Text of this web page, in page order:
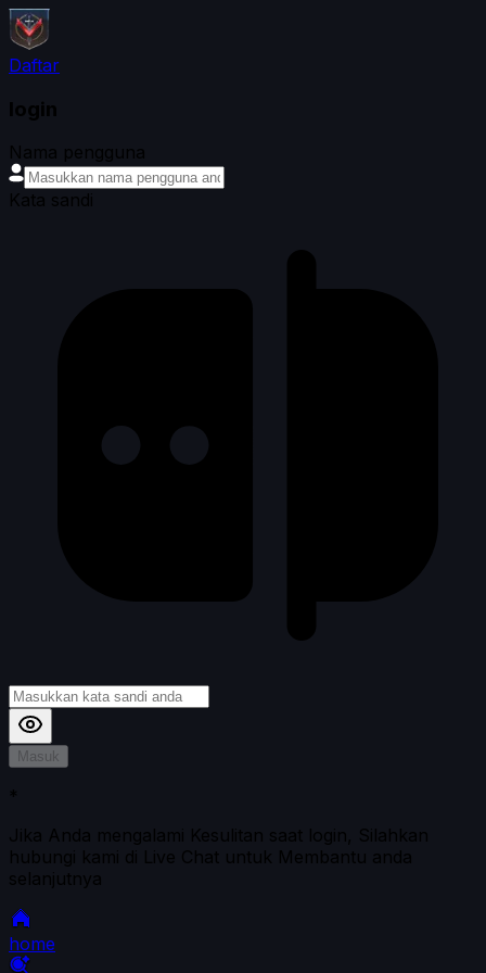
Daftar
login
Nama pengguna
Kata sandi
Masuk
*
Jika Anda mengalami Kesulitan saat login, Silahkan
hubungi kami di Live Chat untuk Membantu anda
selanjutnya
home